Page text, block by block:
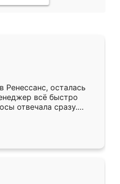
Ренессанс, осталась
всё быстро
отвечала сразу.
субботу, подошёл к
Собрали
аккуратно, даже